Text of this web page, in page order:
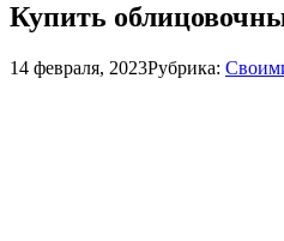
Купить
14 февраля, 2023Рубрика: